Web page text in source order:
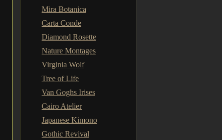
Mira Botanica
Carta Conde
Diamond Rosette
Nature Montages
Virginia Wolf
Tree of Life
Van Goghs Irises
Cairo Atelier
Japanese Kimono
Gothic Revival